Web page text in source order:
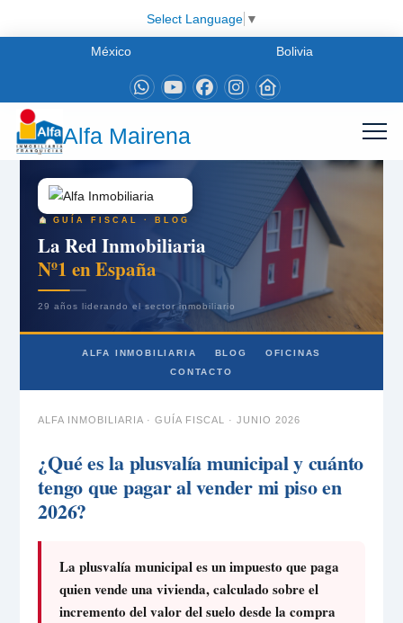
Select Language ▼
México Bolivia
Alfa Mairena
GUÍA FISCAL · BLOG
La Red Inmobiliaria
Nº1 en España
29 años liderando el sector inmobiliario
ALFA INMOBILIARIA BLOG
OFICINAS
CONTACTO
ALFA INMOBILIARIA · GUÍA FISCAL · JUNIO 2026
¿Qué es la plusvalía municipal y cuánto
tengo que pagar al vender mi piso en
2026?
La plusvalía municipal es un impuesto que paga
quien vende una vivienda, calculado sobre el
incremento del valor del suelo desde la compra